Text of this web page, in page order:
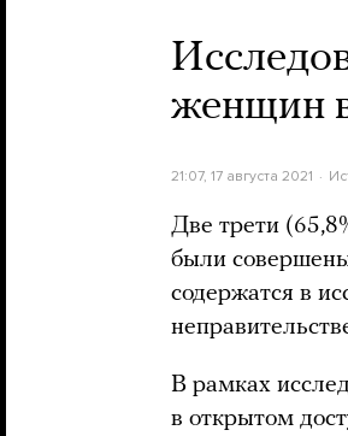
женщин
21:07, 17 августа 2021
Две трети
были
содержатся в
В рамках
в открытом